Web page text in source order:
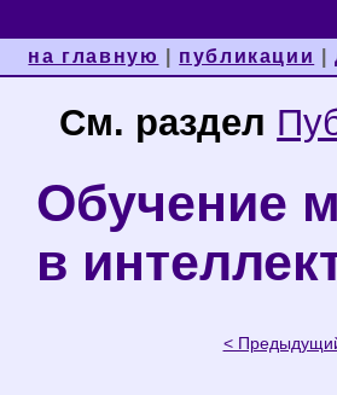
на главную публикации |
См. раздел
Обучение
в
<